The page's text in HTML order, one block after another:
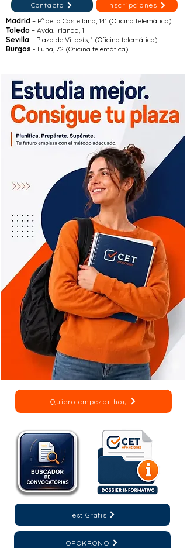
Contacto
Inscripciones
Madrid – Pº de la Castellana, 141 (Oficina telemática)
Toledo – Avda. Irlanda, 1
Sevilla – Plaza de Villasís, 1 (Oficina telemática)
Burgos - Luna, 72 (Oficina telemática)
Quiero empezar hoy
Test Gratis
OPOKRONO